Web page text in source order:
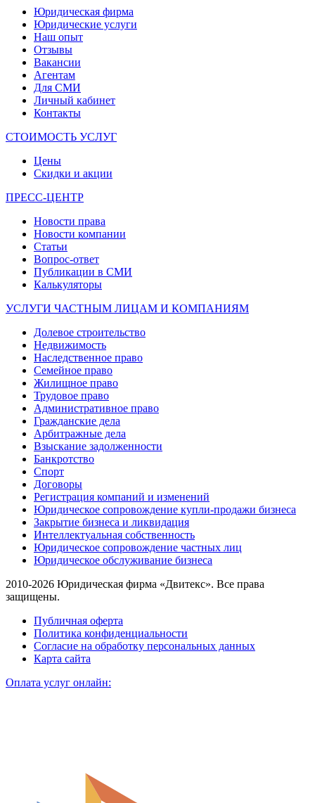
Юридическая фирма
Юридические услуги
Наш опыт
Отзывы
Вакансии
Агентам
Для СМИ
Личный кабинет
Контакты
СТОИМОСТЬ УСЛУГ
Цены
Скидки и акции
ПРЕСС-ЦЕНТР
Новости права
Новости компании
Статьи
Вопрос-ответ
Публикации в СМИ
Калькуляторы
УСЛУГИ ЧАСТНЫМ ЛИЦАМ И КОМПАНИЯМ
Долевое строительство
Недвижимость
Наследственное право
Семейное право
Жилищное право
Трудовое право
Административное право
Гражданские дела
Арбитражные дела
Взыскание задолженности
Банкротство
Спорт
Договоры
Регистрация компаний и изменений
Юридическое сопровождение купли-продажи бизнеса
Закрытие бизнеса и ликвидация
Интеллектуальная собственность
Юридическое сопровождение частных лиц
Юридическое обслуживание бизнеса
2010-2026 Юридическая фирма «Двитекс». Все права
защищены.
Публичная оферта
Политика конфиденциальности
Согласие на обработку персональных данных
Карта сайта
Оплата услуг онлайн: